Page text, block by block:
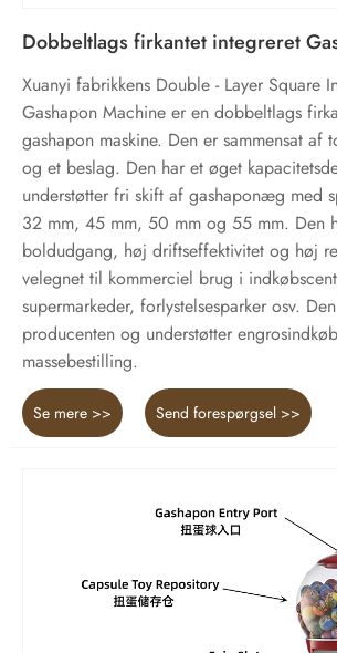
Dobbeltlags firkantet integreret
Xuanyi fabrikkens Double - Layer Square
Gashapon Machine er en dobbeltlags
gashapon maskine. Den er sammensat
og et beslag. Den har et øget
understøtter fri skift af gashaponæg med
32 mm, 45 mm, 50 mm og 55 mm. Den
boldudgang, høj driftseffektivitet og høj
velegnet til kommerciel brug i
supermarkeder, forlystelsesparker osv.
producenten og understøtter
massebestilling.
Se mere >> Send forespørgsel >>